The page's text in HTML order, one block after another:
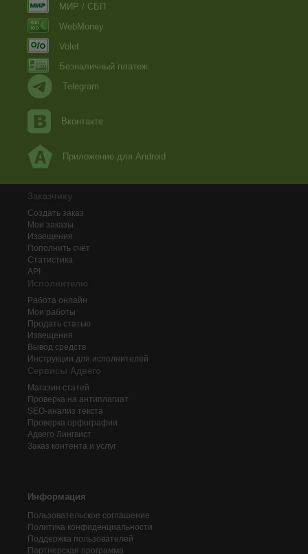
МИР / СБП
WebMoney
Volet
Безналичный платеж
Telegram
Вконтакте
Приложение для Android
Заказчику
Создать заказ
Мои заказы
Извещения
Пополнить счёт
Статистика
API
Исполнителю
Работа онлайн
Мои работы
Продать статью
Извещения
Вывод средств
Инструкции для исполнителей
Сервисы Адвего
Магазин статей
Проверка на антиплагиат
SEO-анализ текста
Проверка орфографии
Адвего Лингвист
Заказ контента и услуг
Информация
Пользовательское соглашение
Политика конфиденциальности
Поддержка пользователей
Партнерская программа